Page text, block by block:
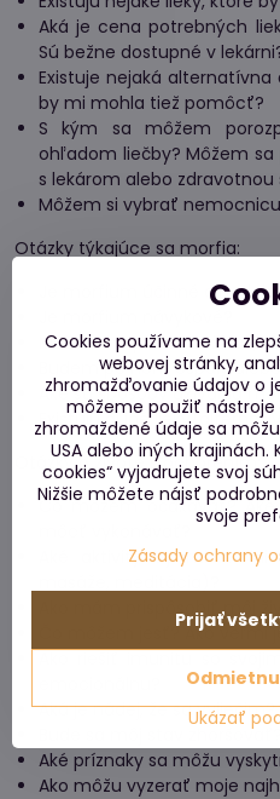
Aká je cena potrebných
Sú bežne dostupné v
Existuje nejaká
by mi mohla tiež pomôcť?
S kým sa môžem
ohľadom liečby? Môžem
s lekárom alebo zdravotnou
Môžem si vybrať
Otázky týkajúce sa morfia:
Je morfium účinné
Môžem ho prestať užívať,
Budem po ňom ospalý
Aké sú spôsoby užívania
Existujú aj iné lieky/
Otázky o živote s ochorením:
Čo môžem očakávať?
Aké aktivity by mi mohli
Ako mám prispôsobiť môj
Čo môžem jesť? Ako veľmi
Aká je nádej, že sa vyliečim?
Bude sa môj stav zhoršovať?
Aké príznaky sa môžu
Ako môžu vyzerať moje
Cookies používame na
webovej stránky,
zhromažďovanie údajov o
môžeme použiť
zhromaždené údaje sa
USA alebo iných krajinách.
cookies“ vyjadrujete svoj
Nižšie môžete nájsť
svoje
Zásady ochrany
Ukázať
Prijať